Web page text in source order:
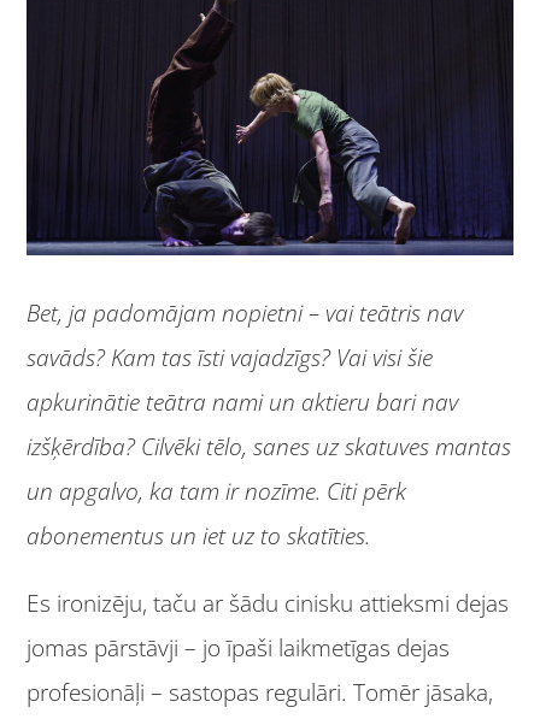
Bet, ja padomājam nopietni – vai teātris nav
savāds? Kam tas īsti vajadzīgs? Vai visi šie
apkurinātie teātra nami un aktieru bari nav
izšķērdība? Cilvēki tēlo, sanes uz skatuves mantas
un apgalvo, ka tam ir nozīme. Citi pērk
abonementus un iet uz to skatīties.
Es ironizēju, taču ar šādu cinisku attieksmi dejas
jomas pārstāvji – jo īpaši laikmetīgas dejas
profesionāļi – sastopas regulāri. Tomēr jāsaka,